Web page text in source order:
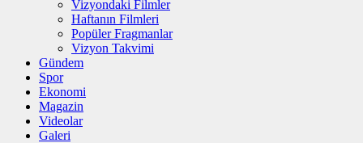
Vizyondaki Filmler
Haftanın Filmleri
Popüler Fragmanlar
Vizyon Takvimi
Gündem
Spor
Ekonomi
Magazin
Videolar
Galeri